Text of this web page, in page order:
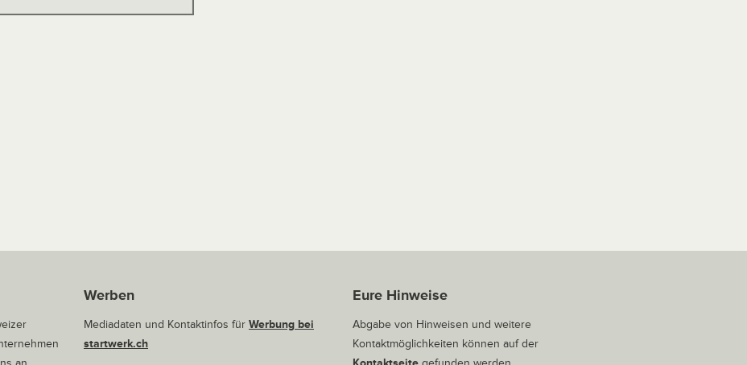
Werben
Mediadaten und Kontaktinfos für Werbung bei
startwerk.ch
Eure Hinweise
Abgabe von Hinweisen und weitere
Kontaktmöglichkeiten können auf der